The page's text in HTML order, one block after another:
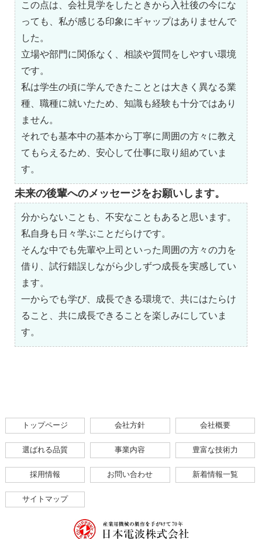
この点は、会社見学をしたときから入社後の今にな
っても、私が感じる印象にギャップはありませんで
した。
立場や部門に関係なく、相談や質問をしやすい環境
です。
私は学生の頃に学んできたこととは大きく異なる業
種、職種に就いたため、知識も経験も十分ではあり
ません。
それでも基本中の基本から丁寧に周囲の方々に教え
てもらえるため、安心して仕事に取り組めていま
す。
未来の後輩へのメッセージをお願いします。
分からないことも、不安なこともあると思います。
私自身も日々学ぶことだらけです。
そんな中でも先輩や上司といった周囲の方々の力を
借り、試行錯誤しながら少しずつ成長を実感してい
ます。
一からでも学び、成長できる環境で、共にはたらけ
ること、共に成長できることを楽しみにしていま
す。
トップページ 会社方針 会社概要
選ばれる品質 事業内容 豊富な技術力
採用情報 お問い合わせ 新着情報一覧
サイトマップ